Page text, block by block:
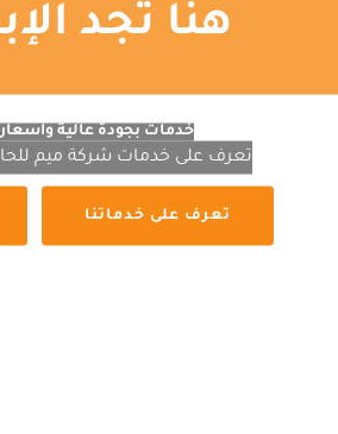
هنا تجد
خدمات بجودة عالية وأسعار
تعرف على خدمات شركة ميم
تعرف على خدماتنا